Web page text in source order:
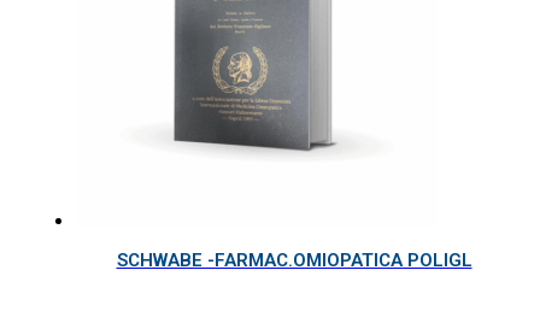
SCHWABE -FARMAC.OMIOPATICA POLIGL